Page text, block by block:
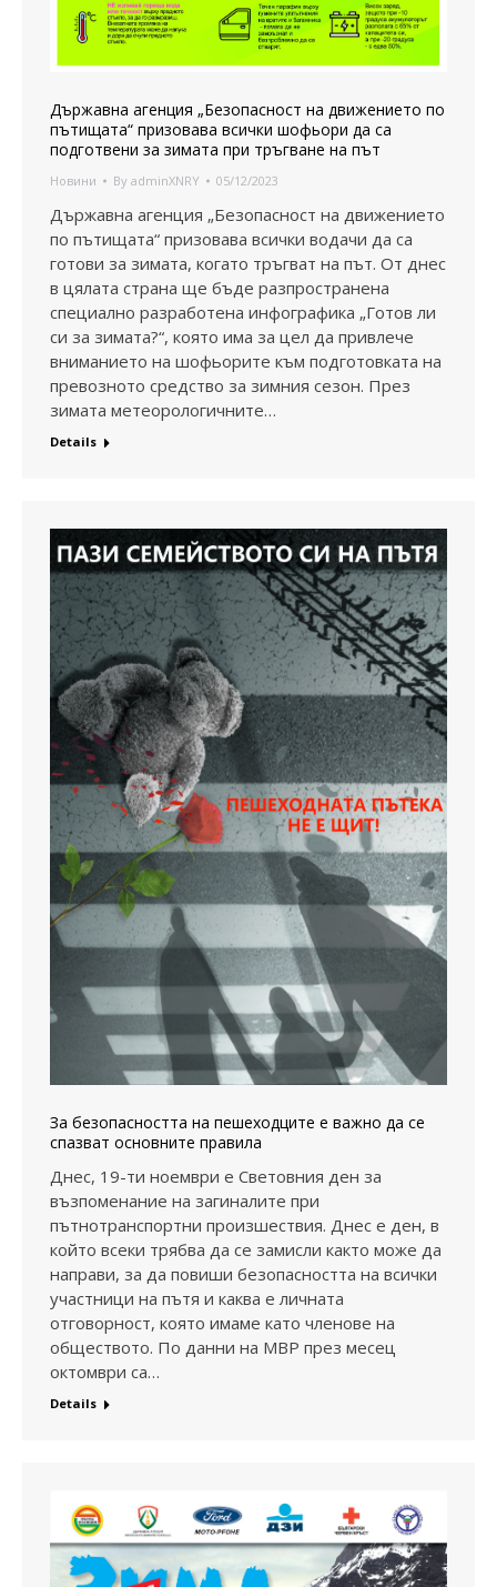
Държавна агенция „Безопасност на движението по
пътищата“ призовава всички шофьори да са
подготвени за зимата при тръгване на път
Новини By adminXNRY 05/12/2023
Държавна агенция „Безопасност на движението
по пътищата“ призовава всички водачи да са
готови за зимата, когато тръгват на път. От днес
в цялата страна ще бъде разпространена
специално разработена инфографика „Готов ли
си за зимата?“, която има за цел да привлече
вниманието на шофьорите към подготовката на
превозното средство за зимния сезон. През
зимата метеорологичните…
Details
За безопасността на пешеходците е важно да се
спазват основните правила
Днес, 19-ти ноември е Световния ден за
възпоменание на загиналите при
пътнотранспортни произшествия. Днес е ден, в
който всеки трябва да се замисли както може да
направи, за да повиши безопасността на всички
участници на пътя и каква е личната
отговорност, която имаме като членове на
обществото. По данни на МВР през месец
октомври са…
Details